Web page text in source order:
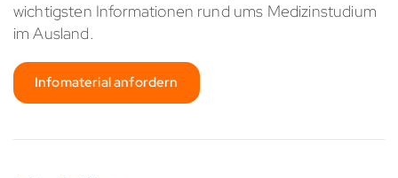
wichtigsten Informationen rund ums Medizinstudium
im Ausland.
Infomaterial anfordern